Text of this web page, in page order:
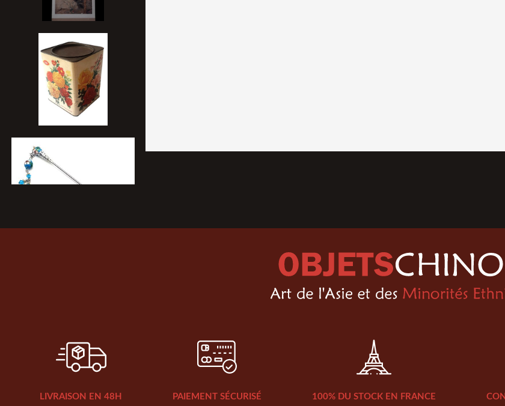
LIVRAISON EN 48H PAIEMENT SÉCURISÉ 100% DU STOCK EN FRANCE